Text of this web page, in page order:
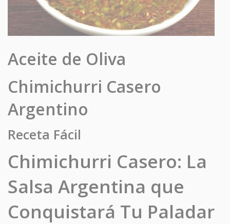
Aceite de Oliva
Chimichurri Casero
Argentino
Receta Fácil
Chimichurri Casero: La
Salsa Argentina que
Conquistará Tu Paladar